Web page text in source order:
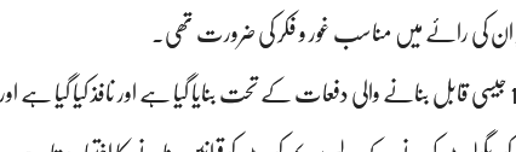
ان کی رائے میں مناسب غور و فکر کی ضرورت تھی۔
صدر علوی نے کہا کہ ایس سی رولز 1980 کو آئین کے آرٹیکل 191 جیسی قابل بنانے والی دفعات کے تحت بنایا گیا ہے اور نافذ کیا گیا ہے اور